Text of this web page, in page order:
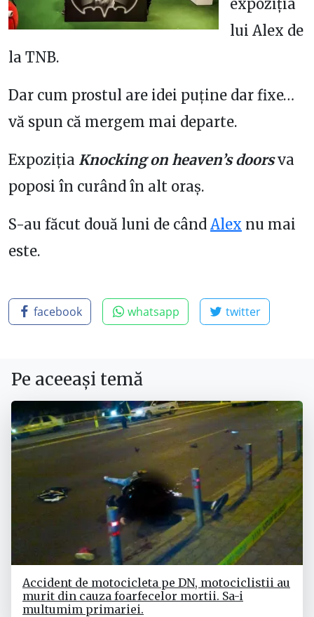
expoziția
lui Alex de
la TNB.
Dar cum prostul are idei puține dar fixe…
vă spun că mergem mai departe.
Expoziția Knocking on heaven’s doorsva
poposi în curând în alt oraș.
S-au făcut două luni de când Alex nu mai
este.
facebook whatsapp twitter
Pe aceeași temă
Accident de motocicleta pe DN, motociclistii au
murit din cauza foarfecelor mortii. Sa-i
multumim primariei.